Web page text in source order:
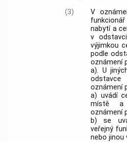
(3)
V
nabytí a
v
výjimkou
podle
oznámení
a). U
oznámení
a) uvádí
místě a
oznámení
b) se
veřejný
nebo jinou